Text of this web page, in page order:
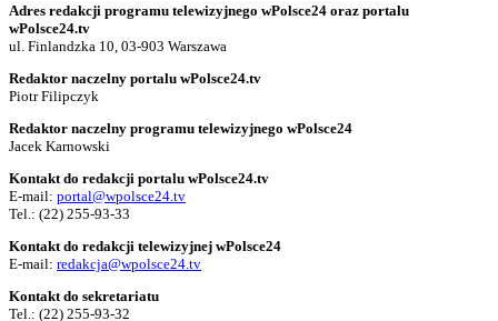
Adres redakcji programu telewizyjnego wPolsce24 oraz portalu
wPolsce24.tv
ul. Finlandzka 10, 03-903 Warszawa
Redaktor naczelny portalu wPolsce24.tv
Piotr Filipczyk
Redaktor naczelny programu telewizyjnego wPolsce24
Jacek Karnowski
Kontakt do redakcji portalu wPolsce24.tv
E-mail: portal@wpolsce24.tv
Tel.: (22) 255-93-33
Kontakt do redakcji telewizyjnej wPolsce24
E-mail: redakcja@wpolsce24.tv
Kontakt do sekretariatu
Tel.: (22) 255-93-32